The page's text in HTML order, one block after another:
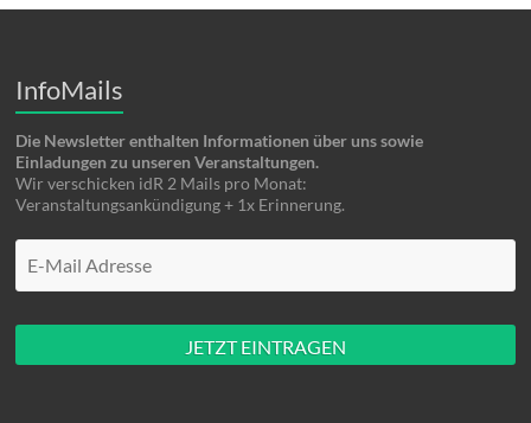
InfoMails
Die Newsletter enthalten Informationen über uns sowie
Einladungen zu unseren Veranstaltungen.
Wir verschicken idR 2 Mails pro Monat:
Veranstaltungsankündigung + 1x Erinnerung.